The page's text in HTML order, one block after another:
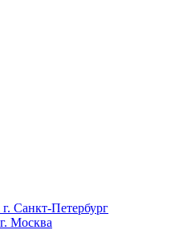
Санкт-Петербург
Москва